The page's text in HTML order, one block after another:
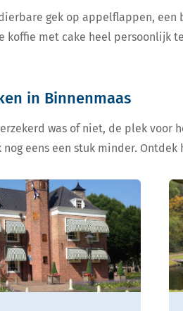
gek op appelflappen,
koffie met cake heel persoonlijk
in Binnenmaas
was of niet, de plek
eens een stuk minder. Ontdek